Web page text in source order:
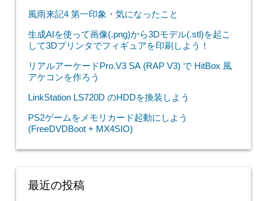
風雨来記4 第一印象・気になったこと
生成AIを使って画像(.png)から3Dモデル(.stl)を起こ
して3Dプリンタでフィギュアを印刷しよう！
リアルアーケードPro.V3 SA (RAP V3) で HitBox 風
アケコンを作ろう
LinkStation LS720D のHDDを換装しよう
PS2ゲームをメモリカード起動にしよう
(FreeDVDBoot + MX4SIO)
最近の投稿